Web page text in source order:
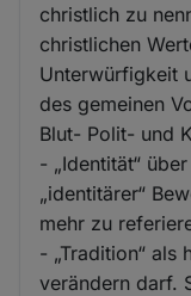
christlich zu
christlichen
Unterwürfigkeit
des gemeinen
Blut- Polit- und
- „Identität“
„identitärer“
mehr zu
- „Tradition“ als
verändern darf.